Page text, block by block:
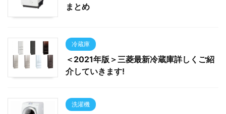
まとめ
冷蔵庫
＜2021年版＞三菱最新冷蔵庫詳しくご紹
介していきます!
洗濯機